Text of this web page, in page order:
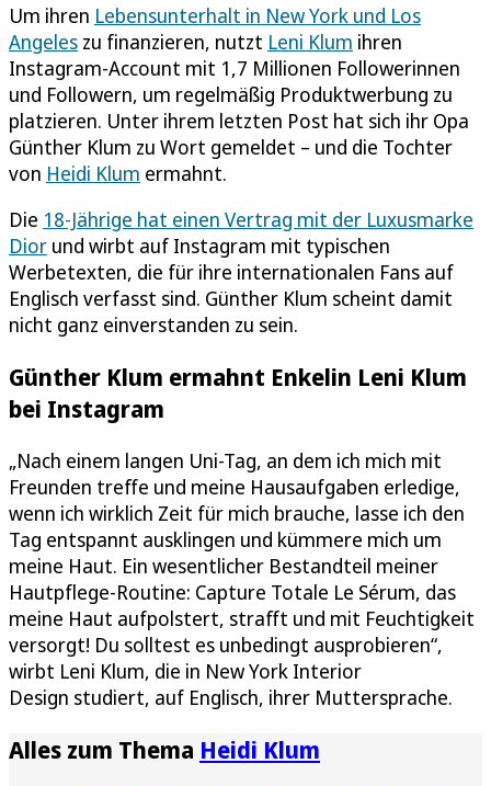
Um ihren Lebensunterhalt in New York und Los
Angeles zu finanzieren, nutzt Leni Klum ihren
Instagram-Account mit 1,7 Millionen Followerinnen
und Followern, um regelmäßig Produktwerbung zu
platzieren. Unter ihrem letzten Post hat sich ihr Opa
Günther Klum zu Wort gemeldet – und die Tochter
von Heidi Klum ermahnt.
Die 18-Jährige hat einen Vertrag mit der Luxusmarke
Dior und wirbt auf Instagram mit typischen
Werbetexten, die für ihre internationalen Fans auf
Englisch verfasst sind. Günther Klum scheint damit
nicht ganz einverstanden zu sein.
Günther Klum ermahnt Enkelin Leni Klum
bei Instagram
„Nach einem langen Uni-Tag, an dem ich mich mit
Freunden treffe und meine Hausaufgaben erledige,
wenn ich wirklich Zeit für mich brauche, lasse ich den
Tag entspannt ausklingen und kümmere mich um
meine Haut. Ein wesentlicher Bestandteil meiner
Hautpflege-Routine: Capture Totale Le Sérum, das
meine Haut aufpolstert, strafft und mit Feuchtigkeit
versorgt! Du solltest es unbedingt ausprobieren“,
wirbt Leni Klum, die in New York Interior
Design studiert, auf Englisch, ihrer Muttersprache.
Alles zum Thema Heidi Klum